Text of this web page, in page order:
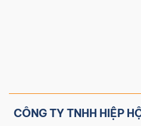
CÔNG TY TNHH HIỆP